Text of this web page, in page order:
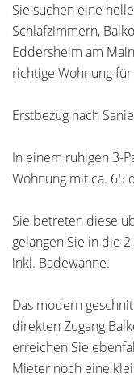
Sie suchen eine
Schlafzimmern,
Eddersheim am
richtige Wohnung für
Erstbezug nach
In einem ruhigen 3-
Wohnung mit ca. 65
Sie betreten diese
gelangen Sie in die
inkl. Badewanne.
Das modern
direkten Zugang
erreichen Sie
Mieter noch eine